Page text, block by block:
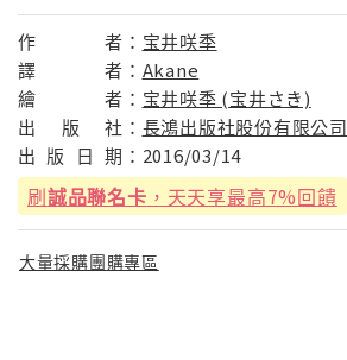
作 者： 宝井咲季
譯
者： Akane
繪
者： 宝井咲季 (宝井さき)
出
版 社： 長鴻出版社股份有限公司
出 版 日 期： 2016/03/14
刷誠品聯名卡 ，天天享最高7%回饋
大量採購團購專區